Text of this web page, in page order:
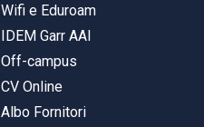
Wifi e Eduroam
IDEM Garr AAI
Off-campus
CV Online
Albo Fornitori